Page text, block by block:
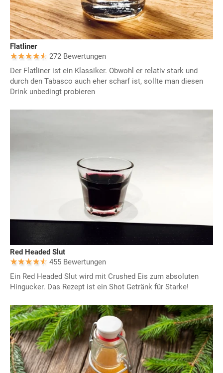
Flatliner
272 Bewertungen
Der Flatliner ist ein Klassiker. Obwohl er relativ stark und
durch den Tabasco auch eher scharf ist, sollte man diesen
Drink unbedingt probieren
Red Headed Slut
455 Bewertungen
Ein Red Headed Slut wird mit Crushed Eis zum absoluten
Hingucker. Das Rezept ist ein Shot Getränk für Starke!